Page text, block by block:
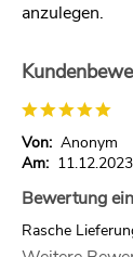
anzulegen.
Von: Anonym
Am: 11.12.2023
Bewertung
Rasche